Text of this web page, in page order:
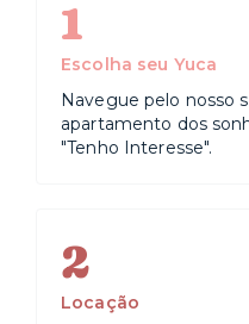
1
Escolha seu Yuca
Navegue pelo nosso
apartamento dos
"Tenho Interesse".
2
Locação